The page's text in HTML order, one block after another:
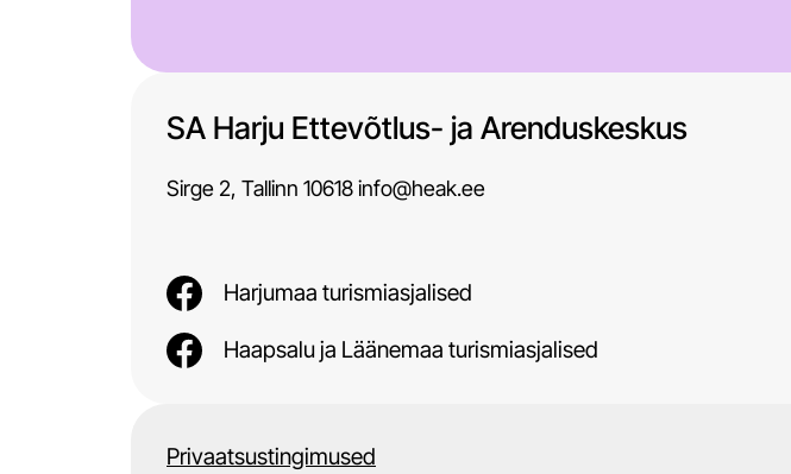
SA Harju Ettevõtlus- ja Arenduskeskus
Sirge 2, Tallinn 10618 info@heak.ee
Harjumaa turismiasjalised
Haapsalu ja Läänemaa turismiasjalised
Privaatsustingimused